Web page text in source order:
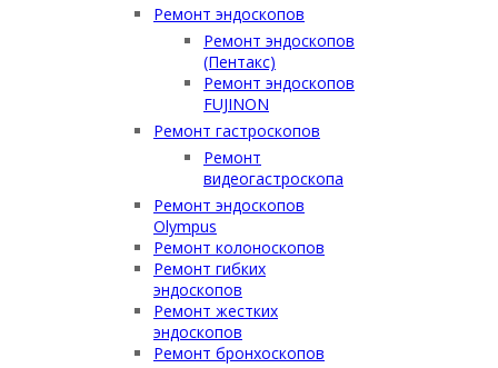
Ремонт эндоскопов
Ремонт эндоскопов
(Пентакс)
Ремонт эндоскопов
FUJINON
Ремонт гастроскопов
Ремонт
видеогастроскопа
Ремонт эндоскопов
Olympus
Ремонт колоноскопов
Ремонт гибких
эндоскопов
Ремонт жестких
эндоскопов
Ремонт бронхоскопов